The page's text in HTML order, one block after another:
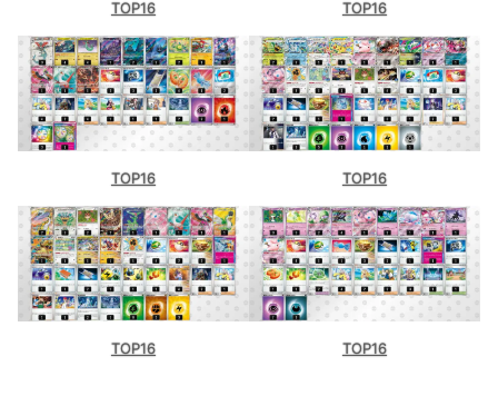
TOP16 TOP16
TOP16 TOP16
TOP16 TOP16